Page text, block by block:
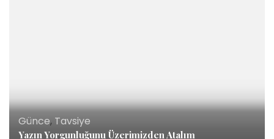
Günce, Tavsiye
Yazın Yorgunluğunu Üzerimizden Atalım